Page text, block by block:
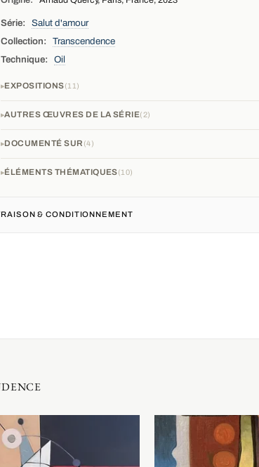
Série:
Salut d'amour
Collection:
Transcendence
Technique:
Oil
EXPOSITIONS 11
AUTRES ŒUVRES DE LA SÉRIE 2
DOCUMENTÉ SUR 4
ÉLÉMENTS THÉMATIQUES 10
& CONDITIONNEMENT